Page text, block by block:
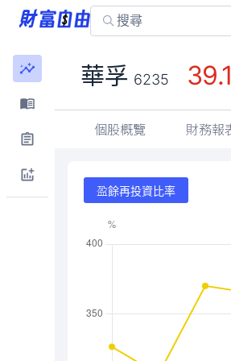
華孚 6235
個股概覽 財務報
盈餘再投資比率